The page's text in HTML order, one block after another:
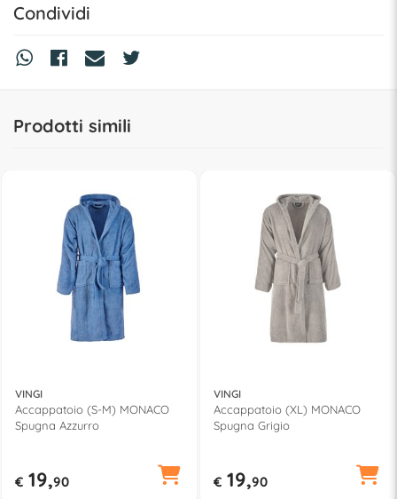
Condividi
Prodotti simili
VINGI
Accappatoio (S-M) MONACO
Spugna Azzurro
€ 19,90
VINGI
Accappatoio (XL) MONACO
Spugna Grigio
€ 19,90